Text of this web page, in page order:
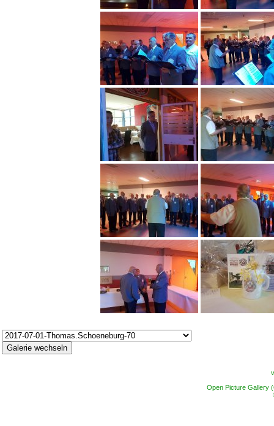
Open Picture Gallery